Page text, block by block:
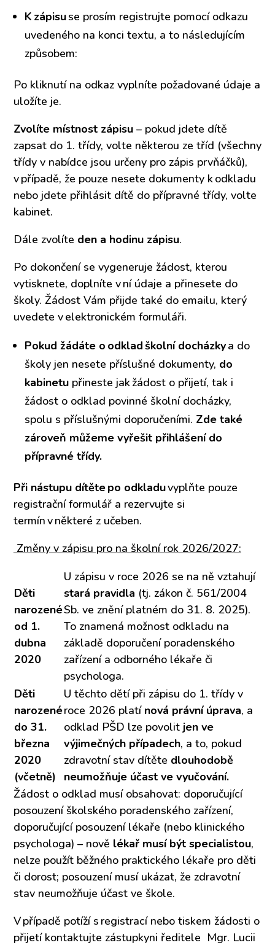
K zápisuse prosím registrujte pomocí odkazu
uvedeného na konci textu, a to následujícím
způsobem:
Po kliknutí na odkaz vyplníte požadované údaje a
uložíte je.
Zvolíte místnost zápisu – pokud jdete dítě
zapsat do 1. třídy, volte některou ze tříd (všechny
třídy v nabídce jsou určeny pro zápis prvňáčků),
v případě, že pouze nesete dokumenty k odkladu
nebo jdete přihlásit dítě do přípravné třídy, volte
kabinet.
Dále zvolíte den a hodinu zápisu.
Po dokončení se vygeneruje žádost, kterou
vytisknete, doplníte v ní údaje a přinesete do
školy. Žádost Vám přijde také do emailu, který
uvedete v elektronickém formuláři.
Pokud žádáte o odkladškolní docházkya do
školy jen nesete příslušné dokumenty, do
kabinetupřineste jak žádost o přijetí, tak i
žádost o odklad povinné školní docházky,
spolu s příslušnými doporučeními. Zde také
zároveň můžeme vyřešit přihlášení do
přípravné třídy.
Při nástupu dítětepo odkladuvyplňte pouze
registrační formulář a rezervujte si
termín v některé z učeben.
Změny v zápisu pro na školní rok 2026/2027:
Děti
narozené
od 1.
dubna
2020
U zápisu v roce 2026 se na ně vztahují
stará pravidla (tj. zákon č. 561/2004
Sb. ve znění platném do 31. 8. 2025).
To znamená možnost odkladu na
základě doporučení poradenského
zařízení a odborného lékaře či
psychologa.
Děti
narozené
do 31.
března
2020
(včetně)
U těchto dětí při zápisu do 1. třídy v
roce 2026 platí nová právní úprava, a
odklad PŠD lze povolit jen ve
výjimečných případech, a to, pokud
zdravotní stav dítěte dlouhodobě
neumožňuje účast ve vyučování.
Žádost o odklad musí obsahovat: doporučující
posouzení školského poradenského zařízení,
doporučující posouzení lékaře (nebo klinického
psychologa) – nově lékař musí být specialistou,
nelze použít běžného praktického lékaře pro děti
či dorost; posouzení musí ukázat, že zdravotní
stav neumožňuje účast ve škole.
V případě potíží s registrací nebo tiskem žádosti o
přijetí kontaktujte zástupkyni ředitele Mgr. Lucii